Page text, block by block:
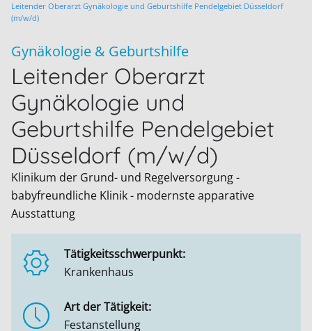
Leitender Oberarzt Gynäkologie und Geburtshilfe Pendelgebiet Düsseldorf
(m/w/d)
Gynäkologie & Geburtshilfe
Leitender Oberarzt
Gynäkologie und
Geburtshilfe Pendelgebiet
Düsseldorf (m/w/d)
Klinikum der Grund- und Regelversorgung -
babyfreundliche Klinik - modernste apparative
Ausstattung
Tätigkeitsschwerpunkt:
Krankenhaus
Art der Tätigkeit:
Festanstellung